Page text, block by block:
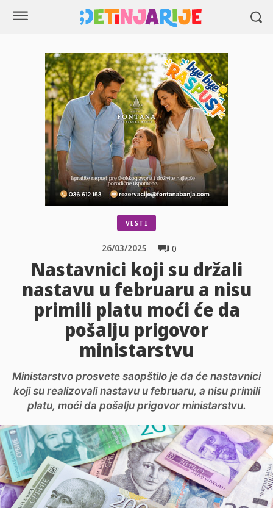
VESTI
0
26/03/2025
Nastavnici koji su držali
nastavu u februaru a nisu
primili platu moći će da
pošalju prigovor
ministarstvu
Ministarstvo prosvete saopštilo je da će nastavnici
koji su realizovali nastavu u februaru, a nisu primili
platu, moći da pošalju prigovor ministarstvu.